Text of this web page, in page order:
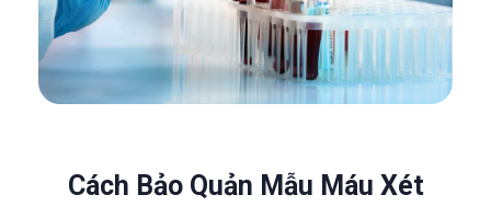
Cách Bảo Quản Mẫu Máu Xét